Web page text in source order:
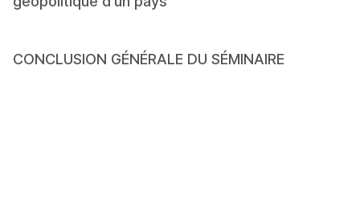
CONCLUSION GÉNÉRALE DU SÉMINAIRE